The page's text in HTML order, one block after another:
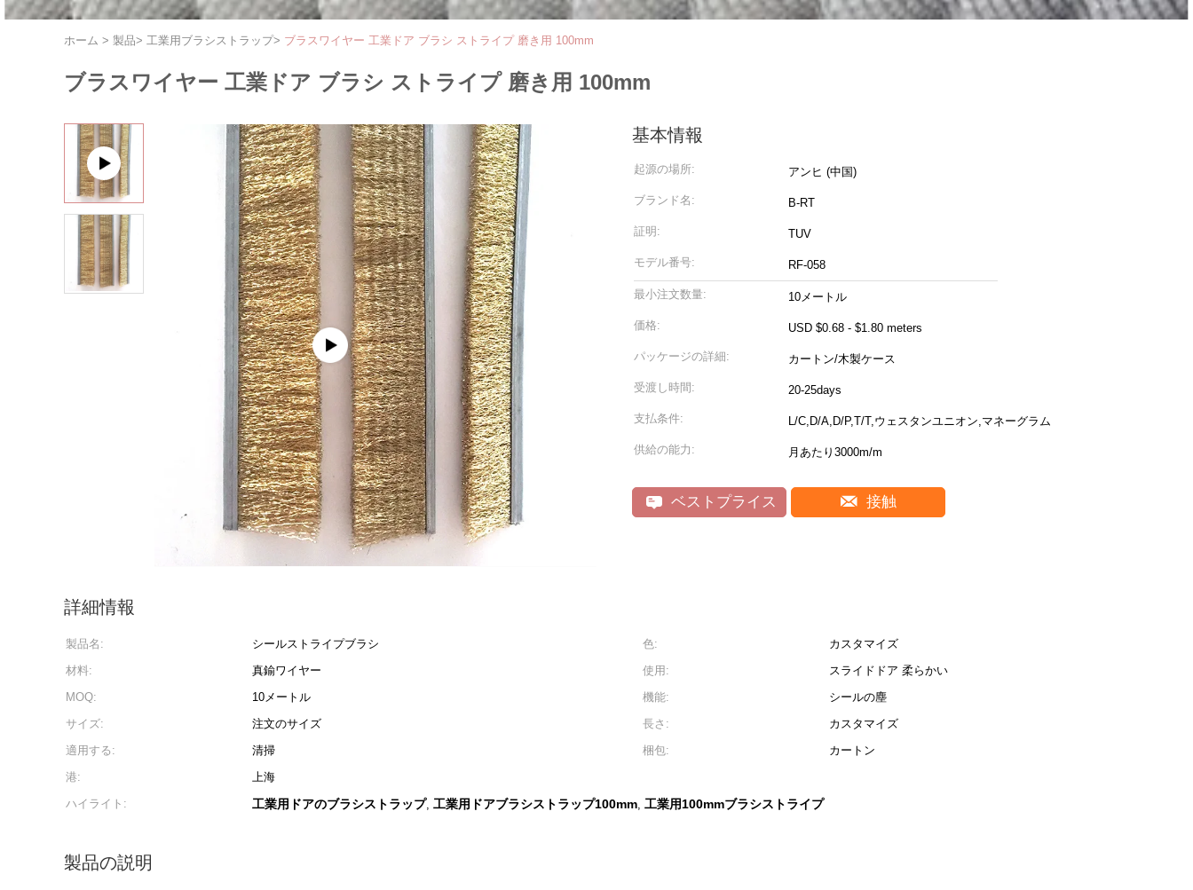
ホーム > 製品> 工業用ブラシストラップ> ブラスワイヤー 工業ドア ブラシ ストライプ 磨き用 100mm
ブラスワイヤー 工業ドア ブラシ ストライプ 磨き用 100mm
基本情報
起源の場所: アンヒ (中国)
ブランド名: B-RT
証明: TUV
モデル番号: RF-058
最小注文数量: 10メートル
価格: USD $0.68 - $1.80 meters
パッケージの詳細: カートン/木製ケース
受渡し時間: 20-25days
支払条件: L/C,D/A,D/P,T/T,ウェスタンユニオン,マネーグラム
供給の能力: 月あたり3000m/m
ベストプライス 接触
詳細情報
製品名: シールストライプブラシ 色:
カスタマイズ
材料:
真鍮ワイヤー 使用:
スライドドア 柔らかい
MOQ:
10メートル 機能:
シールの塵
サイズ:
注文のサイズ 長さ:
カスタマイズ
適用する:
清掃 梱包:
カートン
港:
上海
ハイライト:
工業用ドアのブラシストラップ, 工業用ドアブラシストラップ100mm, 工業用100mmブラシストライプ
製品の説明